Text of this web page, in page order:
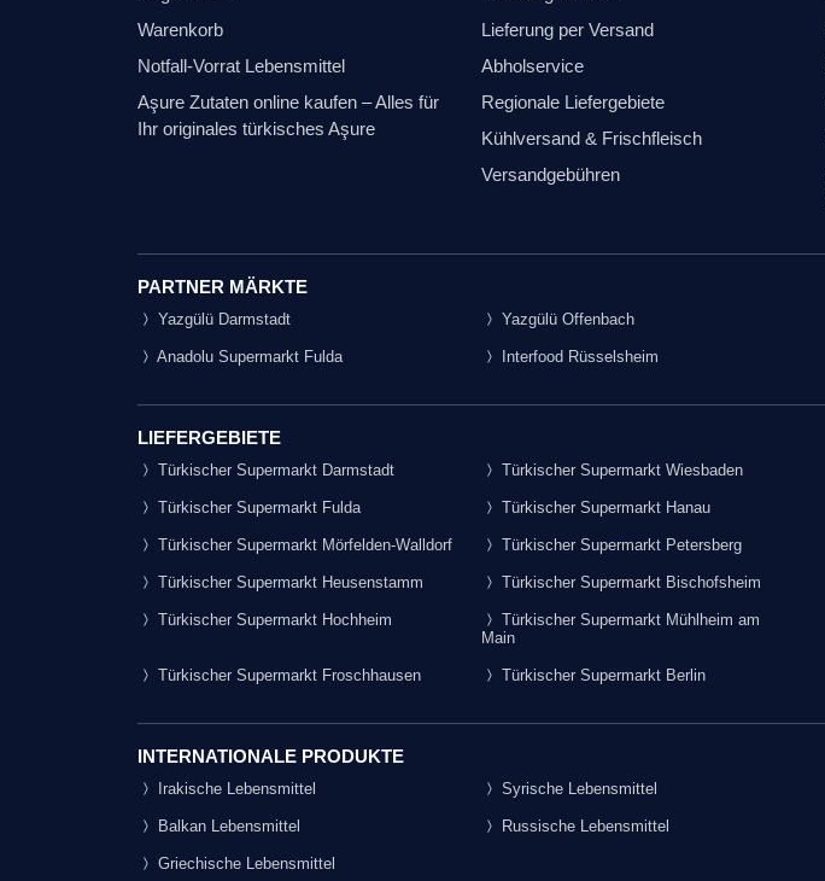
Warenkorb
Notfall-Vorrat Lebensmittel
Aşure Zutaten online kaufen – Alles für
Ihr originales türkisches Aşure
Lieferung per Versand
Abholservice
Regionale Liefergebiete
Kühlversand & Frischfleisch
Versandgebühren
PARTNER MÄRKTE
Yazgülü Darmstadt Yazgülü Offenbach
Anadolu Supermarkt Fulda Interfood Rüsselsheim
LIEFERGEBIETE
Türkischer Supermarkt Darmstadt Türkischer Supermarkt Wiesbaden
Türkischer Supermarkt Fulda Türkischer Supermarkt Hanau
Türkischer Supermarkt Mörfelden-Walldorf Türkischer Supermarkt Petersberg
Türkischer Supermarkt Heusenstamm Türkischer Supermarkt Bischofsheim
Türkischer Supermarkt Hochheim
Türkischer Supermarkt Mühlheim am
Main
Türkischer Supermarkt Froschhausen Türkischer Supermarkt Berlin
INTERNATIONALE PRODUKTE
Irakische Lebensmittel Syrische Lebensmittel
Balkan Lebensmittel Russische Lebensmittel
Griechische Lebensmittel